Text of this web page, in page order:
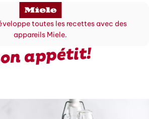
toutes les recettes avec des
appareils Miele.
appétit!